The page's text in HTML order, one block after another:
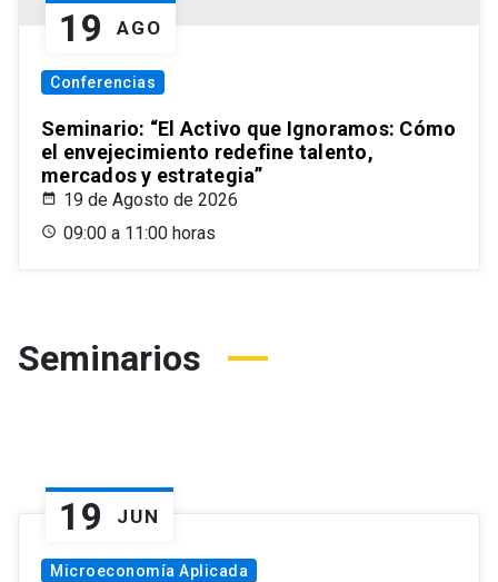
19 AGO
Conferencias
Seminario: “El Activo que Ignoramos: Cómo
el envejecimiento redefine talento,
mercados y estrategia”
19 de Agosto de 2026
09:00 a 11:00 horas
Seminarios
19 JUN
Microeconomía Aplicada